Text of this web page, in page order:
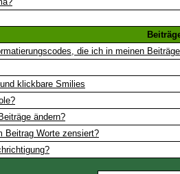
die ich in meinen
klickbare Smilies
ändern?
Beitrag Worte zensiert?